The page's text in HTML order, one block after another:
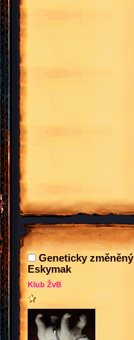
Geneticky změněný
Eskymak
Klub ŽvB